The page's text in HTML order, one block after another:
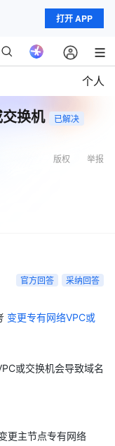
打开 APP
个人
换机
已解决
举报
版权
官方回答 采纳回答
变更专有网络VPC或
或交换机会导致域名
更主节点专有网络